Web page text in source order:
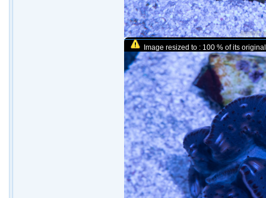
Image resized to : 100 % of its